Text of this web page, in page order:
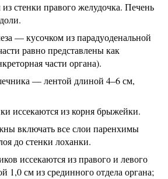
стенки правого желудочка. Печень
— кусочком из парадуоденальной
равно представлены как
части органа).
— лентой длиной 4–6 см,
иссекаются из корня брыжейки.
включать все слои паренхимы
до стенки лоханки.
иссекаются из правого и левого
1,0 см из срединного отдела органа;